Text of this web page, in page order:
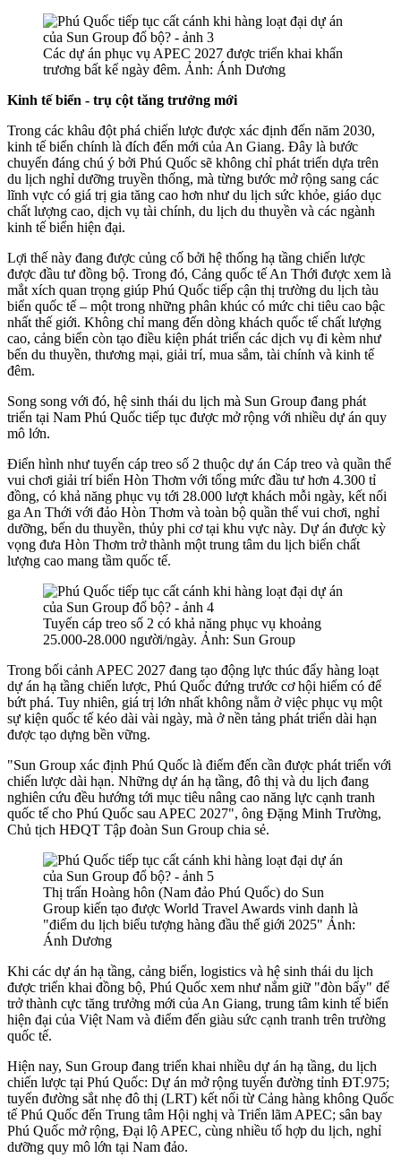
Các dự án phục vụ APEC 2027 được triển khai khẩn
trương bất kể ngày đêm. Ảnh: Ánh Dương
Kinh tế biển - trụ cột tăng trưởng mới
Trong các khâu đột phá chiến lược được xác định đến năm 2030,
kinh tế biển chính là đích đến mới của An Giang. Đây là bước
chuyển đáng chú ý bởi Phú Quốc sẽ không chỉ phát triển dựa trên
du lịch nghỉ dưỡng truyền thống, mà từng bước mở rộng sang các
lĩnh vực có giá trị gia tăng cao hơn như du lịch sức khỏe, giáo dục
chất lượng cao, dịch vụ tài chính, du lịch du thuyền và các ngành
kinh tế biển hiện đại.
Lợi thế này đang được củng cố bởi hệ thống hạ tầng chiến lược
được đầu tư đồng bộ. Trong đó, Cảng quốc tế An Thới được xem là
mắt xích quan trọng giúp Phú Quốc tiếp cận thị trường du lịch tàu
biển quốc tế – một trong những phân khúc có mức chi tiêu cao bậc
nhất thế giới. Không chỉ mang đến dòng khách quốc tế chất lượng
cao, cảng biển còn tạo điều kiện phát triển các dịch vụ đi kèm như
bến du thuyền, thương mại, giải trí, mua sắm, tài chính và kinh tế
đêm.
Song song với đó, hệ sinh thái du lịch mà Sun Group đang phát
triển tại Nam Phú Quốc tiếp tục được mở rộng với nhiều dự án quy
mô lớn.
Điển hình như tuyến cáp treo số 2 thuộc dự án Cáp treo và quần thể
vui chơi giải trí biển Hòn Thơm với tổng mức đầu tư hơn 4.300 tỉ
đồng, có khả năng phục vụ tới 28.000 lượt khách mỗi ngày, kết nối
ga An Thới với đảo Hòn Thơm và toàn bộ quần thể vui chơi, nghỉ
dưỡng, bến du thuyền, thủy phi cơ tại khu vực này. Dự án được kỳ
vọng đưa Hòn Thơm trở thành một trung tâm du lịch biển chất
lượng cao mang tầm quốc tế.
Tuyến cáp treo số 2 có khả năng phục vụ khoảng
25.000-28.000 người/ngày. Ảnh: Sun Group
Trong bối cảnh APEC 2027 đang tạo động lực thúc đẩy hàng loạt
dự án hạ tầng chiến lược, Phú Quốc đứng trước cơ hội hiếm có để
bứt phá. Tuy nhiên, giá trị lớn nhất không nằm ở việc phục vụ một
sự kiện quốc tế kéo dài vài ngày, mà ở nền tảng phát triển dài hạn
được tạo dựng bền vững.
"Sun Group xác định Phú Quốc là điểm đến cần được phát triển với
chiến lược dài hạn. Những dự án hạ tầng, đô thị và du lịch đang
nghiên cứu đều hướng tới mục tiêu nâng cao năng lực cạnh tranh
quốc tế cho Phú Quốc sau APEC 2027", ông Đặng Minh Trường,
Chủ tịch HĐQT Tập đoàn Sun Group chia sẻ.
Thị trấn Hoàng hôn (Nam đảo Phú Quốc) do Sun
Group kiến tạo được World Travel Awards vinh danh là
"điểm du lịch biểu tượng hàng đầu thế giới 2025" Ảnh:
Ánh Dương
Khi các dự án hạ tầng, cảng biển, logistics và hệ sinh thái du lịch
được triển khai đồng bộ, Phú Quốc xem như nắm giữ "đòn bẩy" để
trở thành cực tăng trưởng mới của An Giang, trung tâm kinh tế biển
hiện đại của Việt Nam và điểm đến giàu sức cạnh tranh trên trường
quốc tế.
Hiện nay, Sun Group đang triển khai nhiều dự án hạ tầng, du lịch
chiến lược tại Phú Quốc: Dự án mở rộng tuyến đường tỉnh ĐT.975;
tuyến đường sắt nhẹ đô thị (LRT) kết nối từ Cảng hàng không Quốc
tế Phú Quốc đến Trung tâm Hội nghị và Triển lãm APEC; sân bay
Phú Quốc mở rộng, Đại lộ APEC, cùng nhiều tổ hợp du lịch, nghỉ
dưỡng quy mô lớn tại Nam đảo.